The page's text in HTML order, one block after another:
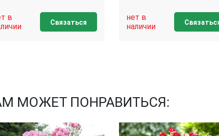
в
Связаться
нет в
наличии
МОЖЕТ ПОНРАВИТЬСЯ: